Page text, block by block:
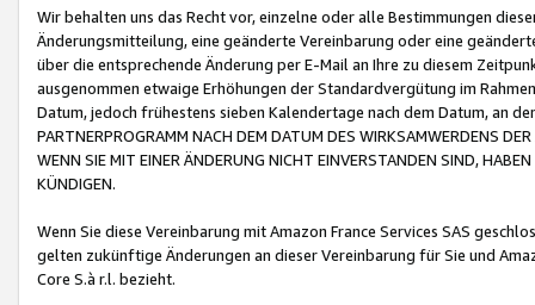
Wir behalten uns das Recht vor, einzelne oder alle Bestimmungen
Änderungsmitteilung, eine geänderte Vereinbarung oder eine
über die entsprechende Änderung per E-Mail an Ihre zu diesem
ausgenommen etwaige Erhöhungen der Standardvergütung im
Datum, jedoch frühestens sieben Kalendertage nach dem Datum, an
PARTNERPROGRAMM NACH DEM DATUM DES WIRKSAMWERDENS
WENN SIE MIT EINER ÄNDERUNG NICHT EINVERSTANDEN SIND,
KÜNDIGEN.
Wenn Sie diese Vereinbarung mit Amazon France Services SAS
gelten zukünftige Änderungen an dieser Vereinbarung für Sie und
Core S.à r.l. bezieht.